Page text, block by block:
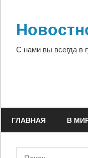
содержимому
С нами вы всегда в
ГЛАВНАЯ В